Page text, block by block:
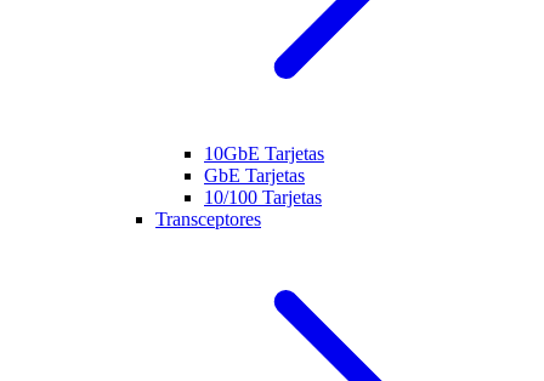
10GbE Tarjetas
GbE Tarjetas
10/100 Tarjetas
Transceptores